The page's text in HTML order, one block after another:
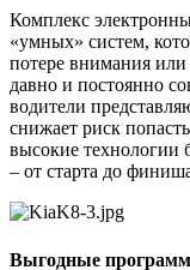
Комплекс
«умных» систем,
потере внимания
давно и постоянно
водители
снижает риск
высокие технологии
– от старта до
Выгодные